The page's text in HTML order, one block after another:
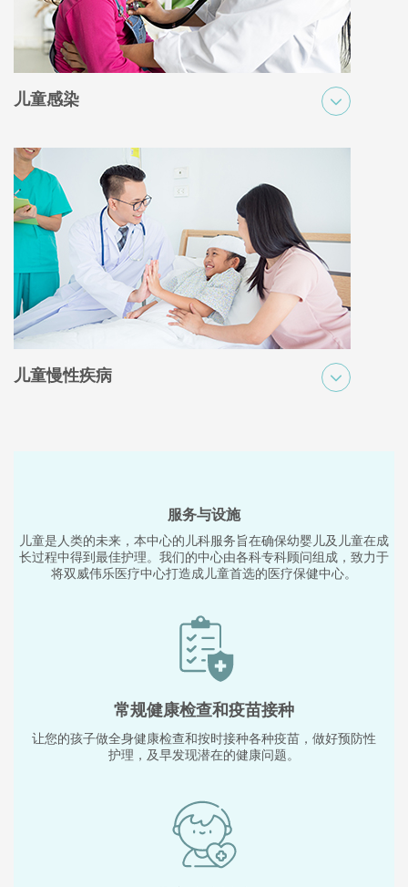
儿童感染
咽喉炎或耳部感染。这些感染可导致发烧、咳嗽或喉咙痛等症状，
患者应该寻求正确的医疗评估和治疗，以从感染中康复。
儿童慢性疾病
服务与设施
儿童是人类的未来，本中心的儿科服务旨在确保幼婴儿及儿童在成
长过程中得到最佳护理。我们的中心由各科专科顾问组成，致力于
将双威伟乐医疗中心打造成儿童首选的医疗保健中心。
常规健康检查和疫苗接种
让您的孩子做全身健康检查和按时接种各种疫苗，做好预防性
护理，及早发现潜在的健康问题。